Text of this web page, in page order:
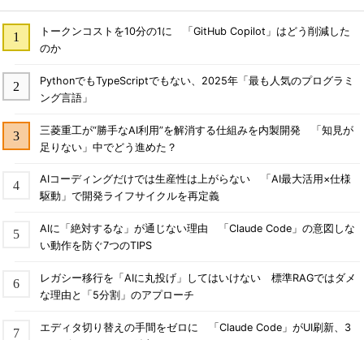
トークンコストを10分の1に 「GitHub Copilot」はどう削減した
のか
PythonでもTypeScriptでもない、2025年「最も人気のプログラミ
ング言語」
三菱重工が“勝手なAI利用”を解消する仕組みを内製開発 「知見が
足りない」中でどう進めた？
AIコーディングだけでは生産性は上がらない 「AI最大活用×仕様
駆動」で開発ライフサイクルを再定義
AIに「絶対するな」が通じない理由 「Claude Code」の意図しな
い動作を防ぐ7つのTIPS
レガシー移行を「AIに丸投げ」してはいけない 標準RAGではダメ
な理由と「5分割」のアプローチ
エディタ切り替えの手間をゼロに 「Claude Code」がUI刷新、3